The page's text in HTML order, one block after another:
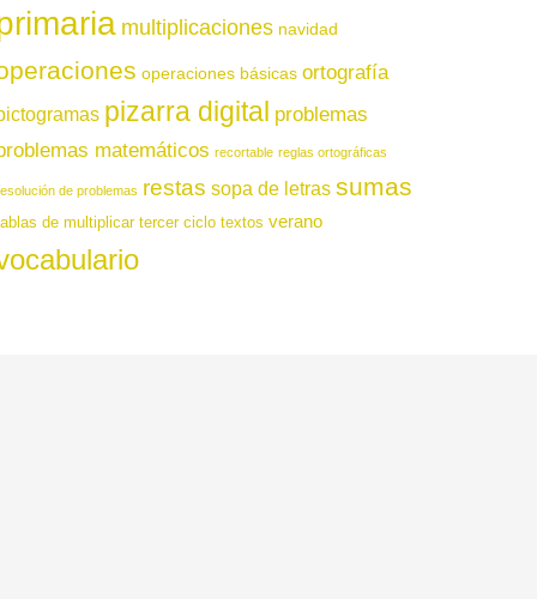
multiplicaciones navidad
operaciones básicas ortografía
pizarra digital problemas
matemáticos recortable reglas ortográficas
de problemas restas sopa de letras sumas
de multiplicar tercer ciclo textos verano